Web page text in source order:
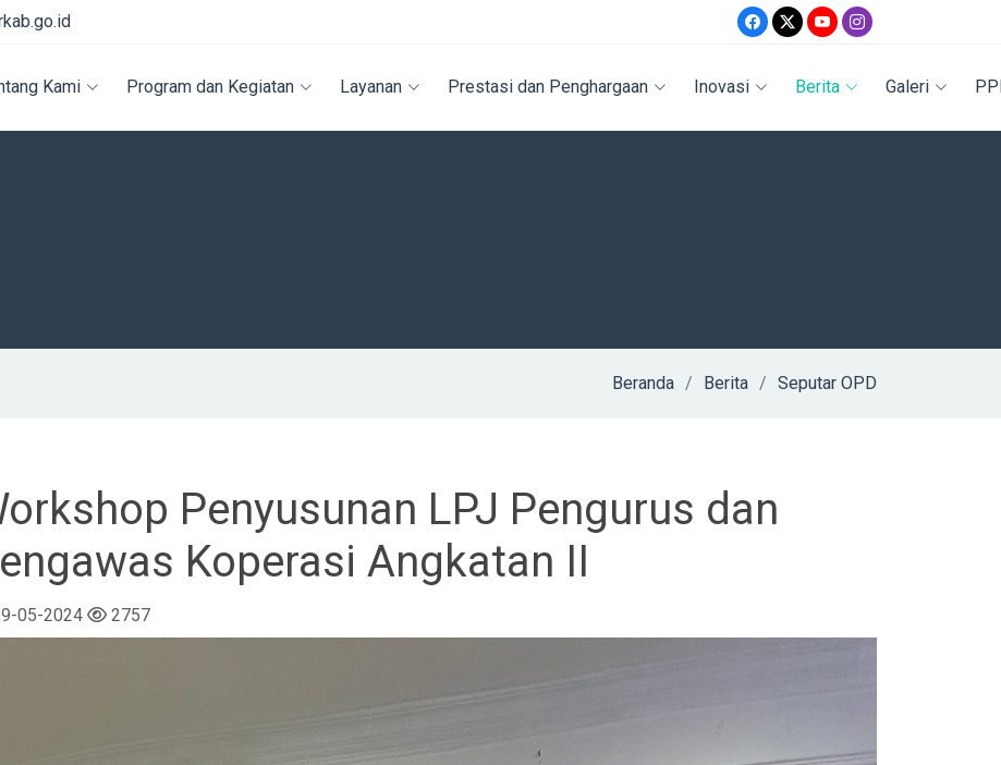
Kami Program dan Kegiatan Layanan Prestasi dan Penghargaan Inovasi Berita Galeri
Beranda Berita Seputar OPD
Penyusunan LPJ Pengurus dan
Koperasi Angkatan II
05-2024 2757